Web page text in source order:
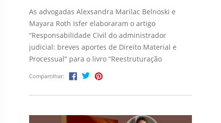
As advogadas Alexsandra Marilac Belnoski e
Mayara Roth Isfer elaboraram o artigo
“Responsabilidade Civil do administrador
judicial: breves aportes de Direito Material e
Processual” para o livro “Reestruturação
Empresarial – discussões práticas sobre
recuperação judicial e falência”. A obra,
publicada pela Juruá Editora, está sob a
organização de Juliana […]
Compartilhar: